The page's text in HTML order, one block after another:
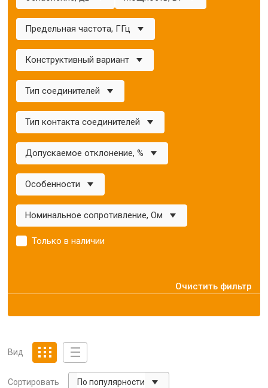
Предельная частота, ГГц
Конструктивный вариант
Тип соединителей
Тип контакта соединителей
Допускаемое отклонение, %
Особенности
Номинальное сопротивление, Ом
Только в наличии
Очистить фильтр
Вид
Сортировать По популярности